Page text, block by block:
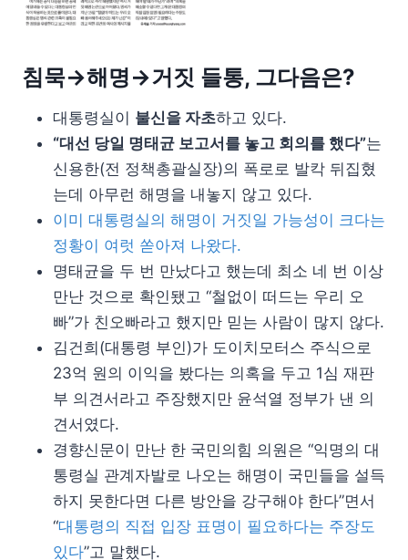
침묵→해명→거짓 들통, 그다음은?
대통령실이 불신을 자초하고 있다.
“대선 당일 명태균 보고서를 놓고 회의를 했다”는
신용한(전 정책총괄실장)의 폭로로 발칵 뒤집혔
는데 아무런 해명을 내놓지 않고 있다.
이미 대통령실의 해명이 거짓일 가능성이 크다는
정황이 여럿 쏟아져 나왔다.
명태균을 두 번 만났다고 했는데 최소 네 번 이상
만난 것으로 확인됐고 “철없이 떠드는 우리 오
빠”가 친오빠라고 했지만 믿는 사람이 많지 않다.
김건희(대통령 부인)가 도이치모터스 주식으로
23억 원의 이익을 봤다는 의혹을 두고 1심 재판
부 의견서라고 주장했지만 윤석열 정부가 낸 의
견서였다.
경향신문이 만난 한 국민의힘 의원은 “익명의 대
통령실 관계자발로 나오는 해명이 국민들을 설득
하지 못한다면 다른 방안을 강구해야 한다”면서
“대통령의 직접 입장 표명이 필요하다는 주장도
있다”고 말했다.